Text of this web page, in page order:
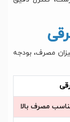
مصرف، بودجه
مصرف بالا